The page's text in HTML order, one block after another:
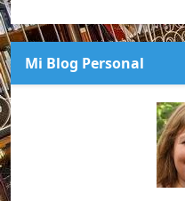
Mi Blog Personal